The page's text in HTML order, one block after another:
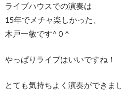
ライブハウスでの演奏は
15年でメチャ楽しかった、
木戸一敏です^０^
やっぱりライブはいいですね！
とても気持ちよく演奏ができま